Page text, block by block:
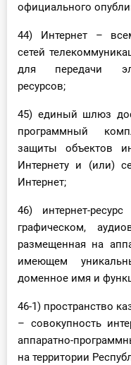
официального
44) Интернет –
сетей
для передачи
ресурсов;
45) единый шлюз
программный
защиты объектов
Интернету и (или)
Интернет;
46) интернет-
графическом,
размещенная на
имеющем
доменное имя и
46-1) пространство
– совокупность
аппаратно-
на территории